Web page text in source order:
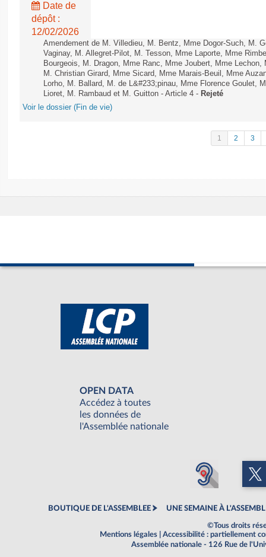
Date de
dépôt :
12/02/2026
Amendement de M. Villedieu, M. Bentz, Mme Dogor-Such, M.
Vaginay, M. Allegret-Pilot, M. Tesson, Mme Laporte, Mme
Bourgeois, M. Dragon, Mme Ranc, Mme Joubert, Mme
M. Christian Girard, Mme Sicard, Mme Marais-Beuil, Mme
Lorho, M. Ballard, M. de L&#233;pinau, Mme Florence Goulet,
Lioret, M. Rambaud et M. Guitton - Article 4 - Rejeté
Voir le dossier (Fin de vie)
1 2 3
OPEN DATA
Accédez à toutes
les données de
l'Assemblée nationale
BOUTIQUE DE L'ASSEMBLEE UNE SEMAINE À
©Tous droits
Mentions légales
Accessibilité : partiellement
Assemblée nationale - 126 Rue de